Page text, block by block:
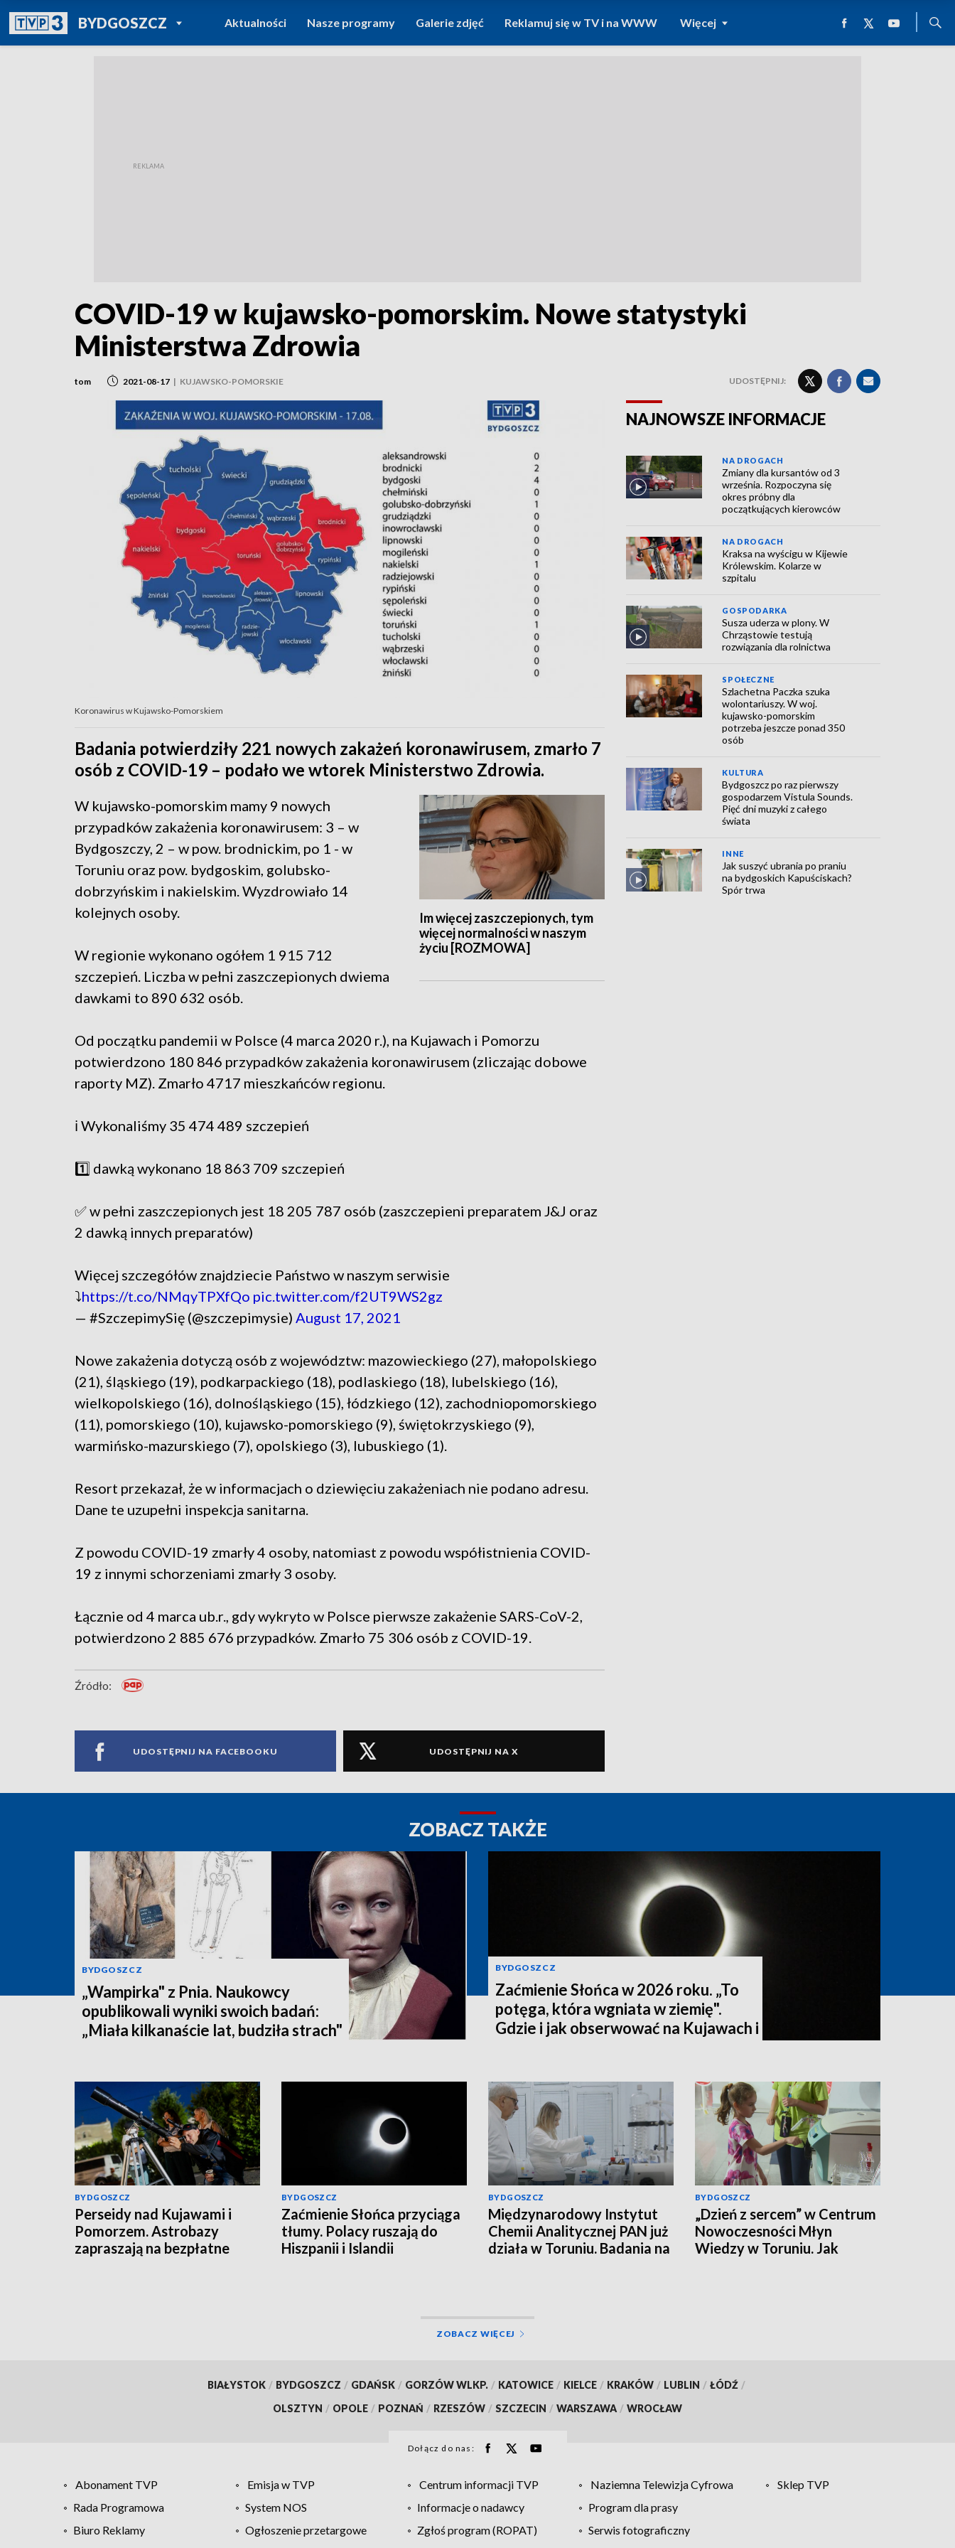
BYDGOSZCZPOWRÓT DO
TVP REGIONY
Aktualności Nasze programy Galerie zdjęć Reklamuj się w TV i na WWW Więcej
COVID-19 w kujawsko-pomorskim. Nowe statystyki
Ministerstwa Zdrowia
tom 2021-08-17 | KUJAWSKO-POMORSKIE UDOSTĘPNIJ:
Koronawirus w Kujawsko-Pomorskiem
Badania potwierdziły 221 nowych zakażeń koronawirusem, zmarło 7
osób z COVID-19 – podało we wtorek Ministerstwo Zdrowia.
Im więcej zaszczepionych, tym
więcej normalności w naszym
życiu [ROZMOWA]
W kujawsko-pomorskim mamy 9 nowych
przypadków zakażenia koronawirusem: 3 – w
Bydgoszczy, 2 – w pow. brodnickim, po 1 - w
Toruniu oraz pow. bydgoskim, golubsko-
dobrzyńskim i nakielskim. Wyzdrowiało 14
kolejnych osoby.
W regionie wykonano ogółem 1 915 712
szczepień. Liczba w pełni zaszczepionych dwiema
dawkami to 890 632 osób.
Od początku pandemii w Polsce (4 marca 2020 r.), na Kujawach i Pomorzu
potwierdzono 180 846 przypadków zakażenia koronawirusem (zliczając dobowe
raporty MZ). Zmarło 4717 mieszkańców regionu.
ℹ️ Wykonaliśmy 35 474 489 szczepień
1️⃣ dawką wykonano 18 863 709 szczepień
✅ w pełni zaszczepionych jest 18 205 787 osób (zaszczepieni preparatem J&J oraz
2 dawką innych preparatów)
Więcej szczegółów znajdziecie Państwo w naszym serwisie
⤵️https://t.co/NMqyTPXfQo pic.twitter.com/f2UT9WS2gz
— #SzczepimySię (@szczepimysie) August 17, 2021
Nowe zakażenia dotyczą osób z województw: mazowieckiego (27), małopolskiego
(21), śląskiego (19), podkarpackiego (18), podlaskiego (18), lubelskiego (16),
wielkopolskiego (16), dolnośląskiego (15), łódzkiego (12), zachodniopomorskiego
(11), pomorskiego (10), kujawsko-pomorskiego (9), świętokrzyskiego (9),
warmińsko-mazurskiego (7), opolskiego (3), lubuskiego (1).
Resort przekazał, że w informacjach o dziewięciu zakażeniach nie podano adresu.
Dane te uzupełni inspekcja sanitarna.
Z powodu COVID-19 zmarły 4 osoby, natomiast z powodu współistnienia COVID-
19 z innymi schorzeniami zmarły 3 osoby.
Łącznie od 4 marca ub.r., gdy wykryto w Polsce pierwsze zakażenie SARS-CoV-2,
potwierdzono 2 885 676 przypadków. Zmarło 75 306 osób z COVID-19.
Źródło:
UDOSTĘPNIJ NA FACEBOOKU UDOSTĘPNIJ NA X
NAJNOWSZE INFORMACJE
NA DROGACH
Zmiany dla kursantów od 3
września. Rozpoczyna się
okres próbny dla
początkujących kierowców
NA DROGACH
Kraksa na wyścigu w Kijewie
Królewskim. Kolarze w
szpitalu
GOSPODARKA
Susza uderza w plony. W
Chrząstowie testują
rozwiązania dla rolnictwa
SPOŁECZNE
Szlachetna Paczka szuka
wolontariuszy. W woj.
kujawsko-pomorskim
potrzeba jeszcze ponad 350
osób
KULTURA
Bydgoszcz po raz pierwszy
gospodarzem Vistula Sounds.
Pięć dni muzyki z całego
świata
INNE
Jak suszyć ubrania po praniu
na bydgoskich Kapuściskach?
Spór trwa
ZOBACZ TAKŻE
BYDGOSZCZ
„Wampirka" z Pnia. Naukowcy
opublikowali wyniki swoich badań:
„Miała kilkanaście lat, budziła strach"
BYDGOSZCZ
Zaćmienie Słońca w 2026 roku. „To
potęga, która wgniata w ziemię".
Gdzie i jak obserwować na Kujawach i
BYDGOSZCZ
Perseidy nad Kujawami i
Pomorzem. Astrobazy
zapraszają na bezpłatne
BYDGOSZCZ
Zaćmienie Słońca przyciąga
tłumy. Polacy ruszają do
Hiszpanii i Islandii
BYDGOSZCZ
Międzynarodowy Instytut
Chemii Analitycznej PAN już
działa w Toruniu. Badania na
BYDGOSZCZ
„Dzień z sercem” w Centrum
Nowoczesności Młyn
Wiedzy w Toruniu. Jak
ZOBACZ WIĘCEJ
BIAŁYSTOK / BYDGOSZCZ / GDAŃSK / GORZÓW WLKP. / KATOWICE / KIELCE / KRAKÓW / LUBLIN / ŁÓDŹ /
OLSZTYN / OPOLE / POZNAŃ / RZESZÓW / SZCZECIN / WARSZAWA / WROCŁAW
Dołącz do nas:
Abonament TVP Emisja w TVP Centrum informacji TVP Naziemna Telewizja Cyfrowa
Sklep TVP
Rada Programowa
System NOS Informacje o nadawcy
Program dla prasy
Biuro Reklamy
Ogłoszenie przetargowe Zgłoś program (ROPAT)
Serwis fotograficzny